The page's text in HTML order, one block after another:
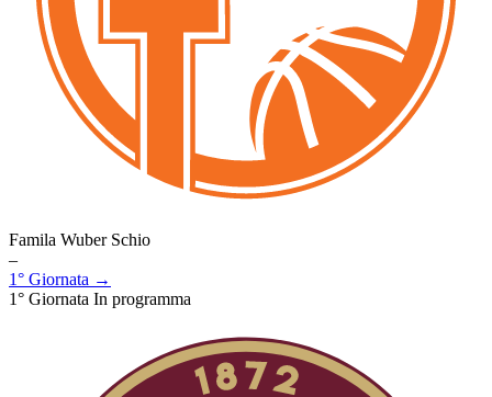
Famila Wuber Schio
–
1° Giornata →
1° Giornata In programma